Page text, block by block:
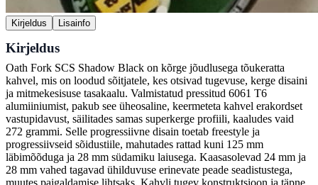
Kirjeldus Lisainfo
Kirjeldus
Oath Fork SCS Shadow Black on kõrge jõudlusega tõukeratta
kahvel, mis on loodud sõitjatele, kes otsivad tugevuse, kerge disaini
ja mitmekesisuse tasakaalu. Valmistatud pressitud 6061 T6
alumiiniumist, pakub see üheosaline, keermeteta kahvel erakordset
vastupidavust, säilitades samas superkerge profiili, kaaludes vaid
272 grammi. Selle progressiivne disain toetab freestyle ja
progressiivseid sõidustiile, mahutades rattad kuni 125 mm
läbimõõduga ja 28 mm südamiku laiusega. Kaasasolevad 24 mm ja
28 mm vahed tagavad ühilduvuse erinevate peade seadistustega,